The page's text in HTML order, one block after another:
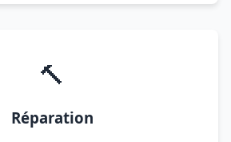
🔨
Réparation